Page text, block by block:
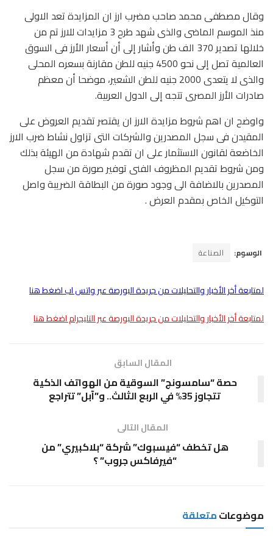
وقال مصطفى محمد صاحب مضرب ارز ان المزايدة تعد الاولى
منذ الموسم الماضى والذى شهد طرح 3 مزايدات للارز تم من
خلالها تصدير 370 الف طن وأشار إلى أن أسعار الأرز فى السوق
العالمية تصل إلى نحو 4500 جنيه للطن مقارنة بسعره المحلى
والذى لا يتعدى 2000 جنيه للطن الشعير، موضحا أن معظم
صادرات الأرز المصرى تتجه إلى الدول العربية.
واوضح ان اهم شروط مزايدة الارز ان يقتصر تقديم العروض على
المقيدن فى سجل المصدرين والشركات التى تزاول نشاط ضرب الارز
الخاضعة لقانون الاستثمار على ان تقدم شهادة من الهيئة بذلك
ومن شروط تقديم المظروف الفنى توفير صورة من سجل
المصدرين بالاضافة الى وجود صورة من البطاقة الضريبة واصل
التوكيل الخاص بمقدم العرض .
الوسوم: الصناعة
لمتابعة أخر الأخبار والتحليلات من جريدة البورصة عبر واتس اب اضغط هنا
لمتابعة أخر الأخبار والتحليلات من جريدة البورصة عبر التليجرام اضغط هنا
المقال السابق
حصة “سامسونج” السوقية من الهواتف الذكية
تتجاوز 35% في الربع الثالث.. و”آبل” تتراجع
المقال التالى
هل تخطف “فيسبوك” شركة “بلاكبيري” من
“فيرفاكس جروب” ؟
موضوعاتمتعلقة